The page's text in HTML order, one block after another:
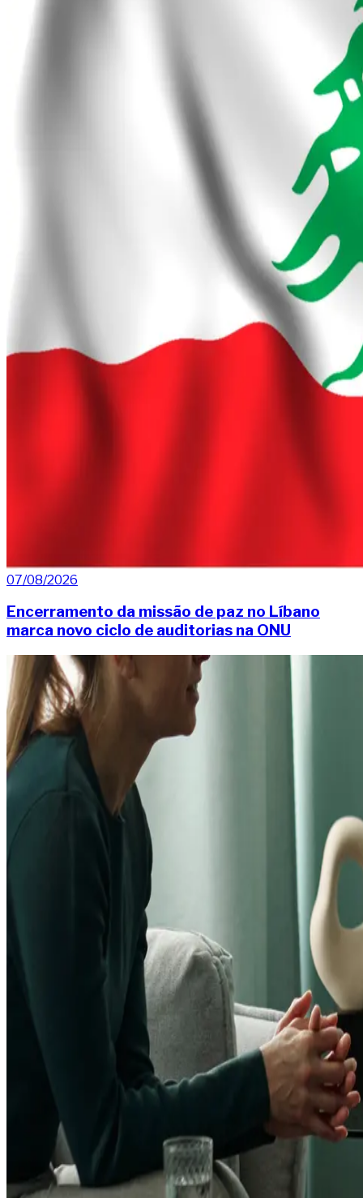
07/08/2026
Encerramento da missão de paz no Líbano
marca novo ciclo de auditorias na ONU